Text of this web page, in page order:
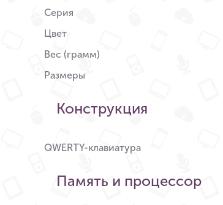
Серия
Цвет
Вес (грамм)
Размеры
Конструкция
QWERTY-клавиатура
Память и процессор